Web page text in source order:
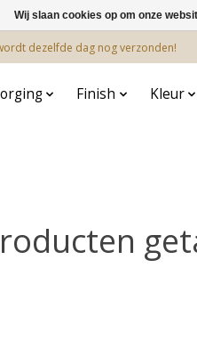
dezelfde dag nog verzonden!
Finish Kleur
Wij slaan cookies op om onze